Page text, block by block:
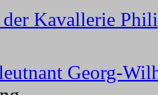
der Kavallerie
Georg-